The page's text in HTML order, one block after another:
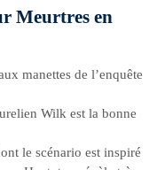
Meurtres en
manettes de l’enquête
Wilk est la bonne
le scénario est inspiré